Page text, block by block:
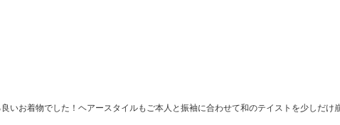
いお着物でした！ヘアースタイルもご本人と振袖に合わせて和のテイストを少しだ